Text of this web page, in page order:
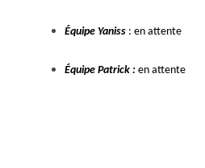
Équipe Yaniss : en attente
Équipe Patrick : en attente